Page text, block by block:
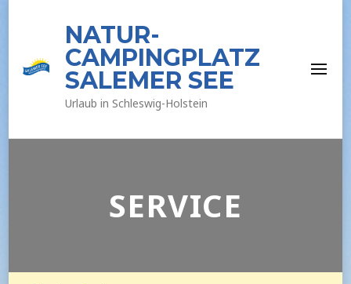
NATUR-
CAMPINGPLATZ
SALEMER SEE
Urlaub in Schleswig-Holstein
SERVICE